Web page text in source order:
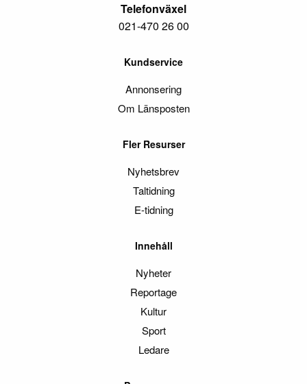
Telefonväxel
021-470 26 00
Kundservice
Annonsering
Om Länsposten
Fler Resurser
Nyhetsbrev
Taltidning
E-tidning
Innehåll
Nyheter
Reportage
Kultur
Sport
Ledare